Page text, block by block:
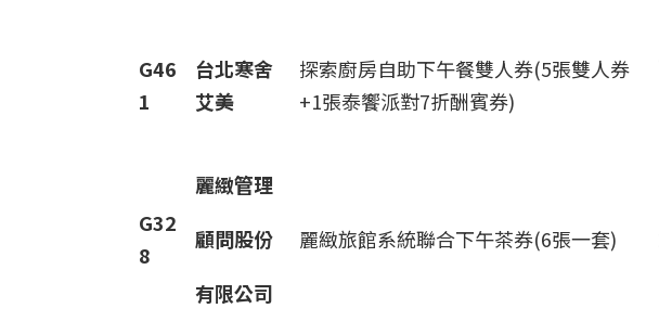
G46
1
台北寒舍
艾美
探索廚房自助下午餐雙人券(5張雙人券
+1張泰饗派對7折酬賓券)
G32
8
麗緻管理
顧問股份
有限公司
麗緻旅館系統聯合下午茶券(6張一套)